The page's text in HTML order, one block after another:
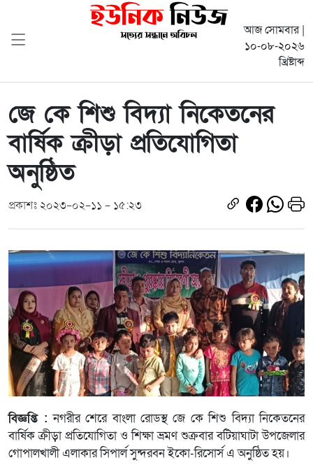
আজ সোমবার |
১০-০৮-২০২৬
খ্রিষ্টাব্দ
জে কে শিশু বিদ্যা নিকেতনের
বার্ষিক ক্রীড়া প্রতিযোগিতা
অনুষ্ঠিত
প্রকাশঃ ২০২৩-০২-১১ - ১৫:২৩
বিজ্ঞপ্তি : নগরীর শেরে বাংলা রোডস্থ জে কে শিশু বিদ্যা নিকেতনের
বার্ষিক ক্রীড়া প্রতিযোগিতা ও শিক্ষা ভ্রমণ শুক্রবার বটিয়াঘাটা উপজেলার
গোপালখালী এলাকার সিপার্ল সুন্দরবন ইকো-রিসোর্স এ অনুষ্ঠিত হয়।